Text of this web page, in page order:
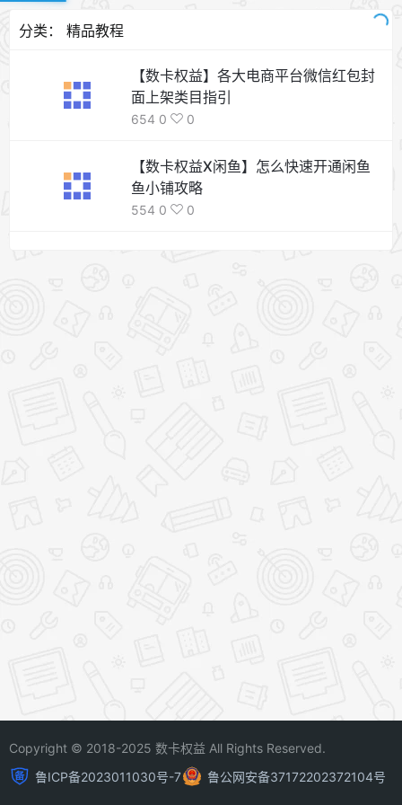
分类： 精品教程
【数卡权益】各大电商平台微信红包封
面上架类目指引
654 0 0
【数卡权益X闲鱼】怎么快速开通闲鱼
鱼小铺攻略
554 0 0
Copyright © 2018-2025 数卡权益 All Rights Reserved.
鲁ICP备2023011030号-7
鲁公网安备37172202372104号